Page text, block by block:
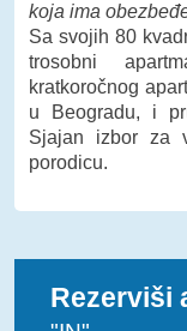
Rezerviši
koja ima
Sa svojih 80
trosobni
kratkoročnog
u Beogradu, i
Sjajan izbor za
porodicu.